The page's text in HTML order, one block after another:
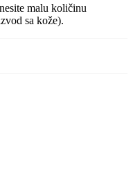
malu količinu
sa kože).